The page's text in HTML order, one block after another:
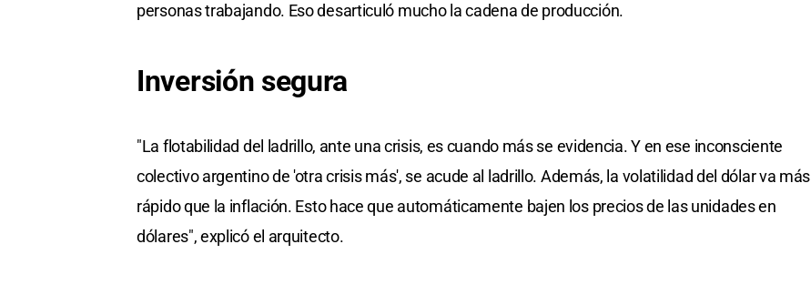
personas trabajando. Eso desarticuló mucho la cadena de producción.
Inversión segura
"La flotabilidad del ladrillo, ante una crisis, es cuando más se evidencia. Y en ese inconsciente
colectivo argentino de 'otra crisis más', se acude al ladrillo. Además, la volatilidad del dólar va más
rápido que la inflación. Esto hace que automáticamente bajen los precios de las unidades en
dólares", explicó el arquitecto.